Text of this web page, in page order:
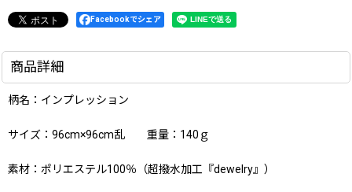
Facebookでシェア
商品詳細
柄名：インプレッション
サイズ：96cm×96cm乱 重量：140ｇ
素材：ポリエステル100％（超撥水加工『dewelry』）